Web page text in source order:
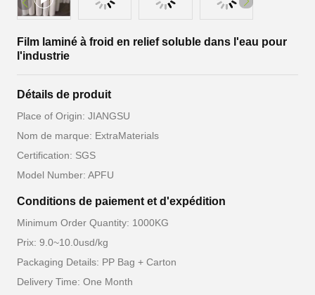
Film laminé à froid en relief soluble dans l'eau pour
l'industrie
Détails de produit
Place of Origin: JIANGSU
Nom de marque: ExtraMaterials
Certification: SGS
Model Number: APFU
Conditions de paiement et d'expédition
Minimum Order Quantity: 1000KG
Prix: 9.0~10.0usd/kg
Packaging Details: PP Bag + Carton
Delivery Time: One Month